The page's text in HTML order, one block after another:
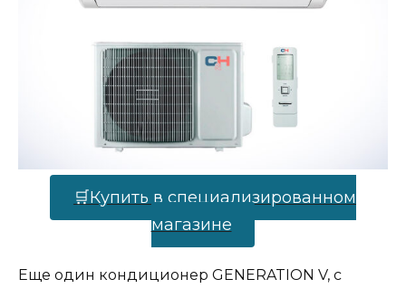
🛒Купить в специализированном
магазине
Еще один кондиционер GENERATION V, с